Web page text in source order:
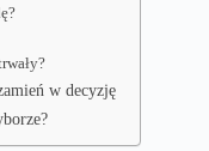
w decyzję